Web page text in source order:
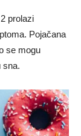
prolazi
Pojačana
se mogu
sna.